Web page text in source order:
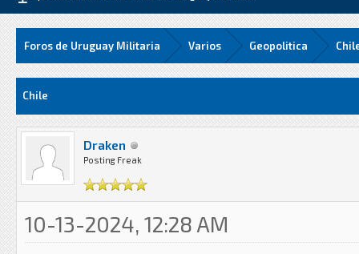
Foros de Uruguay Militaria Varios Geopolitica
MediaChile
Draken
Posting Freak
10-13-2024, 12:28 AM